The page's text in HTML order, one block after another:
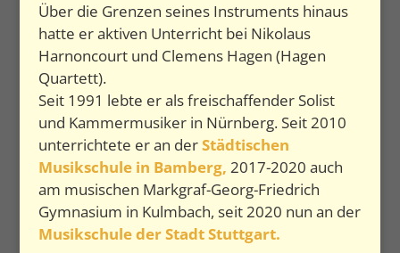
Über die Grenzen seines Instruments hinaus
hatte er aktiven Unterricht bei Nikolaus
Harnoncourt und Clemens Hagen (Hagen
Quartett).
Seit 1991 lebte er als freischaffender Solist
und Kammermusiker in Nürnberg. Seit 2010
unterrichtete er an derStädtischen
Musikschule in Bamberg, 2017-2020 auch
am musischen Markgraf-Georg-Friedrich
Gymnasium in Kulmbach, seit 2020 nun an der
Musikschule der Stadt Stuttgart.